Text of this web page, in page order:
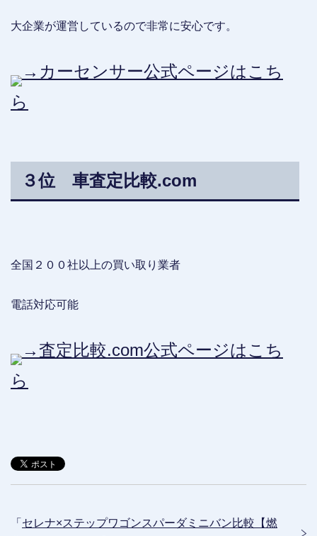
大企業が運営しているので非常に安心です。
→カーセンサー公式ページはこち
ら
３位 車査定比較.com
全国２００社以上の買い取り業者
電話対応可能
→査定比較.com公式ページはこち
ら
「 セレナ×ステップワゴンスパーダミニバン比較【燃